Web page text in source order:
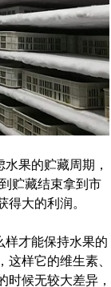
果的贮藏周期，
贮藏结束拿到市
大的利润。
才能保持水果的
样它的维生素、
候无较大差异，